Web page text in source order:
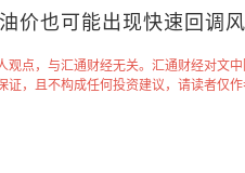
价也可能出现快速回调
观点，与汇通财经无关。汇通财经对文
证，且不构成任何投资建议，请读者仅